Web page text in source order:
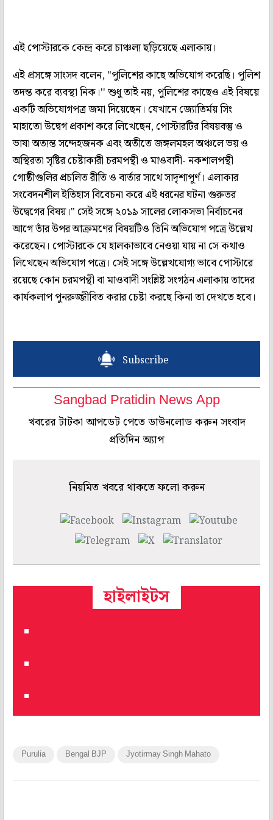
এই পোস্টারকে কেন্দ্র করে চাঞ্চল্য ছড়িয়েছে এলাকায়।
এই প্রসঙ্গে সাংসদ বলেন, "পুলিশের কাছে অভিযোগ করেছি। পুলিশ
তদন্ত করে ব্যবস্থা নিক।'' শুধু তাই নয়, পুলিশের কাছেও এই বিষয়ে
একটি অভিযোগপত্র জমা দিয়েছেন। যেখানে জ্যোতির্ময় সিং
মাহাতো উদ্বেগ প্রকাশ করে লিখেছেন, পোস্টারটির বিষয়বস্তু ও
ভাষা অত্যন্ত সন্দেহজনক এবং অতীতে জঙ্গলমহল অঞ্চলে ভয় ও
অস্থিরতা সৃষ্টির চেষ্টাকারী চরমপন্থী ও মাওবাদী- নকশালপন্থী
গোষ্ঠীগুলির প্রচলিত রীতি ও বার্তার সাথে সাদৃশ্যপূর্ণ। এলাকার
সংবেদনশীল ইতিহাস বিবেচনা করে এই ধরনের ঘটনা গুরুতর
উদ্বেগের বিষয়।" সেই সঙ্গে ২০১৯ সালের লোকসভা নির্বাচনের
আগে তাঁর উপর আক্রমণের বিষয়টিও তিনি অভিযোগ পত্রে উল্লেখ
করেছেন। পোস্টারকে যে হালকাভাবে নেওয়া যায় না সে কথাও
লিখেছেন অভিযোগ পত্রে। সেই সঙ্গে উল্লেখযোগ্য ভাবে পোস্টারে
রয়েছে কোন চরমপন্থী বা মাওবাদী সংশ্লিষ্ট সংগঠন এলাকায় তাদের
কার্যকলাপ পুনরুজ্জীবিত করার চেষ্টা করছে কিনা তা দেখতে হবে।
Subscribe
Sangbad Pratidin News App
খবরের টাটকা আপডেট পেতে ডাউনলোড করুন সংবাদ
প্রতিদিন অ্যাপ
নিয়মিত খবরে থাকতে ফলো করুন
হাইলাইটস
Purulia Bengal BJP Jyotirmay Singh Mahato